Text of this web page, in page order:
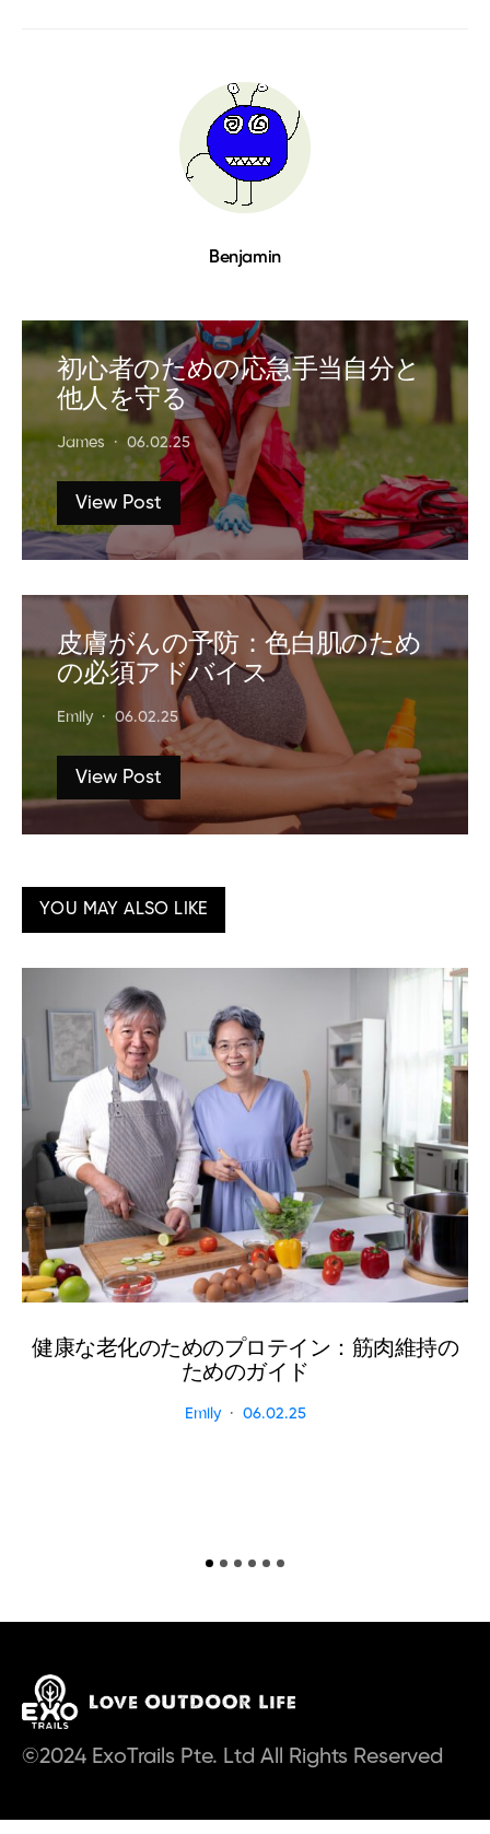
Benjamin
初心者のための応急手当自分と
他人を守る
James 06.02.25
View Post
皮膚がんの予防：色白肌のため
の必須アドバイス
Emily 06.02.25
View Post
YOU MAY ALSO LIKE
健康な老化のためのプロテイン：筋肉維持の
ためのガイド
Emily 06.02.25
©2024 ExoTrails Pte. Ltd All Rights Reserved